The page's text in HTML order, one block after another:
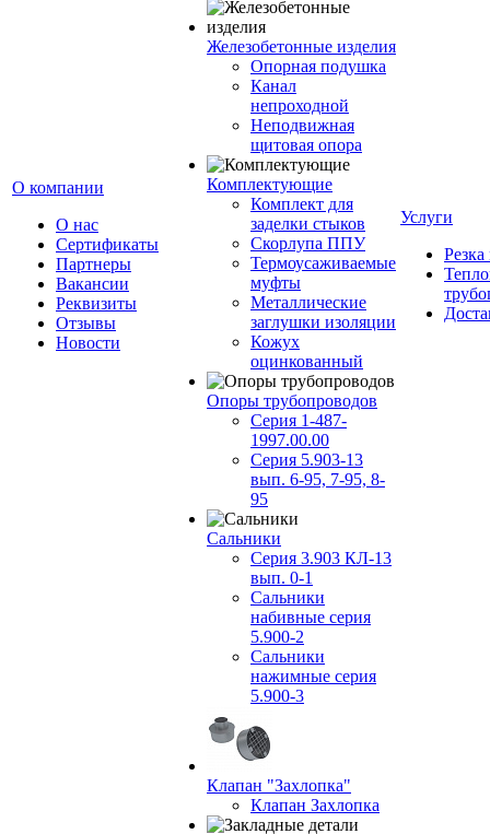
О компании
О нас
Сертификаты
Партнеры
Вакансии
Реквизиты
Отзывы
Новости
Железобетонные изделия
Опорная подушка
Канал
непроходной
Неподвижная
щитовая опора
Комплектующие
Комплект для
заделки стыков
Скорлупа ППУ
Термоусаживаемые
муфты
Металлические
заглушки изоляции
Кожух
оцинкованный
Опоры трубопроводов
Серия 1-487-
1997.00.00
Серия 5.903-13
вып. 6-95, 7-95, 8-
95
Сальники
Серия 3.903 КЛ-13
вып. 0-1
Сальники
набивные серия
5.900-2
Сальники
нажимные серия
5.900-3
Клапан "Захлопка"
Клапан Захлопка
Услуги
Резка